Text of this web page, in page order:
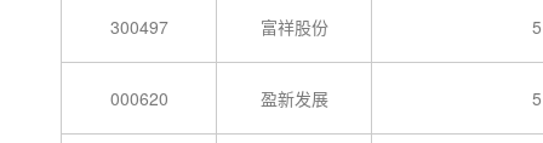
300497 富祥股份 5
000620 盈新发展 5